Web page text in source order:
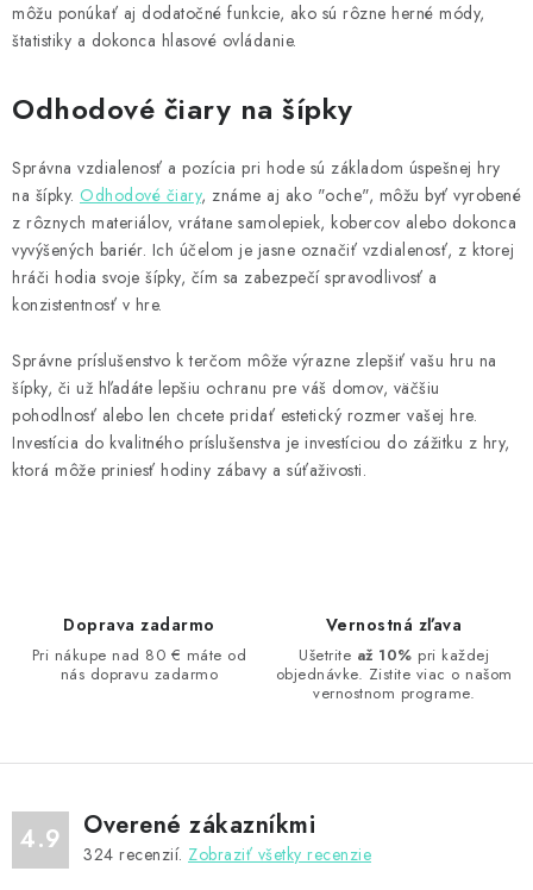
môžu ponúkať aj dodatočné funkcie, ako sú rôzne herné módy,
štatistiky a dokonca hlasové ovládanie.
Odhodové čiary na šípky
Správna vzdialenosť a pozícia pri hode sú základom úspešnej hry
na šípky. Odhodové čiary, známe aj ako "oche", môžu byť vyrobené
z rôznych materiálov, vrátane samolepiek, kobercov alebo dokonca
vyvýšených bariér. Ich účelom je jasne označiť vzdialenosť, z ktorej
hráči hodia svoje šípky, čím sa zabezpečí spravodlivosť a
konzistentnosť v hre.
Správne príslušenstvo k terčom môže výrazne zlepšiť vašu hru na
šípky, či už hľadáte lepšiu ochranu pre váš domov, väčšiu
pohodlnosť alebo len chcete pridať estetický rozmer vašej hre.
Investícia do kvalitného príslušenstva je investíciou do zážitku z hry,
ktorá môže priniesť hodiny zábavy a súťaživosti.
Doprava zadarmo
Pri nákupe nad 80 € máte od
nás dopravu zadarmo
Vernostná zľava
Ušetrite až 10% pri každej
objednávke. Zistite viac o našom
vernostnom programe.
4.9 Overené zákazníkmi
324 recenzií. Zobraziť všetky recenzie